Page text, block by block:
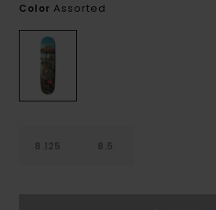
Color Assorted
8.125 8.5